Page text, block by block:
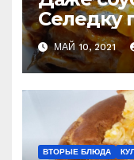
Селедку
и не
МАЙ 10, 2021
ВТОРЫЕ БЛЮДА